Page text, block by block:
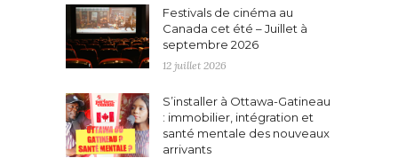
Festivals de cinéma au
Canada cet été – Juillet à
septembre 2026
12 juillet 2026
S’installer à Ottawa-Gatineau
: immobilier, intégration et
santé mentale des nouveaux
arrivants